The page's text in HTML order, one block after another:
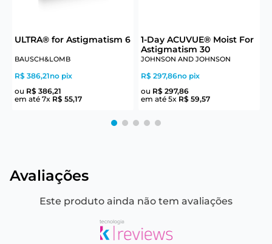
ULTRA® for Astigmatism 6
BAUSCH&LOMB
R$ 386,21no pix
ou R$ 386,21
em até 7x R$ 55,17
1-Day ACUVUE® Moist For
Astigmatism 30
JOHNSON AND JOHNSON
R$ 297,86no pix
ou R$ 297,86
em até 5x R$ 59,57
Avaliações
Este produto ainda não tem avaliações